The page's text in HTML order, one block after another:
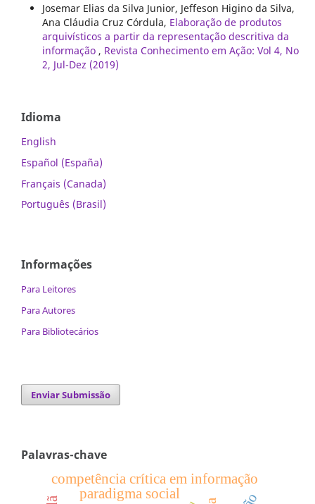
Josemar Elias da Silva Junior, Jeffeson Higino da Silva,
Ana Cláudia Cruz Córdula, Elaboração de produtos
arquivísticos a partir da representação descritiva da
informação , Revista Conhecimento em Ação: Vol 4, No
2, Jul-Dez (2019)
Idioma
English
Español (España)
Français (Canada)
Português (Brasil)
Informações
Para Leitores
Para Autores
Para Bibliotecários
Enviar Submissão
Palavras-chave
competência crítica em informação
paradigma social